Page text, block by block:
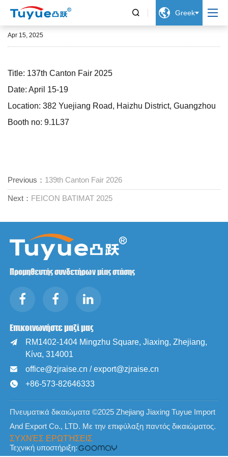
  Greek
137th Canton Fair 2025
Apr 15, 2025
Title: 137th Canton Fair 2025
Date: April 15-19
Location: 382 Yuejiang Road, Haizhu District, Guangzhou
Booth no: 9.1L37
Previous： 139th Canton Fair 2026
Next： FEICON BATIMAT 2025
Προμηθευτής συνδετήρων μίας στάσης
Επικοινωνήστε μαζί μας

RM1402-1404 Mingzhu Square, Jiaxing, Zhejiang,
Κίνα, 314001
 office@zjraise.cn / export@zjraise.cn
 +86-573-82646333
Πνευματικά δικαιώματα ©2025 Zhejiang Jiaxing Tuyue Import
And Export Co., LTD. Με την επιφύλαξη παντός δικαιώματος.
ΣΥΧΝΈΣ ΕΡΩΤΉΣΕΙΣ
Τεχνική υποστήριξη: